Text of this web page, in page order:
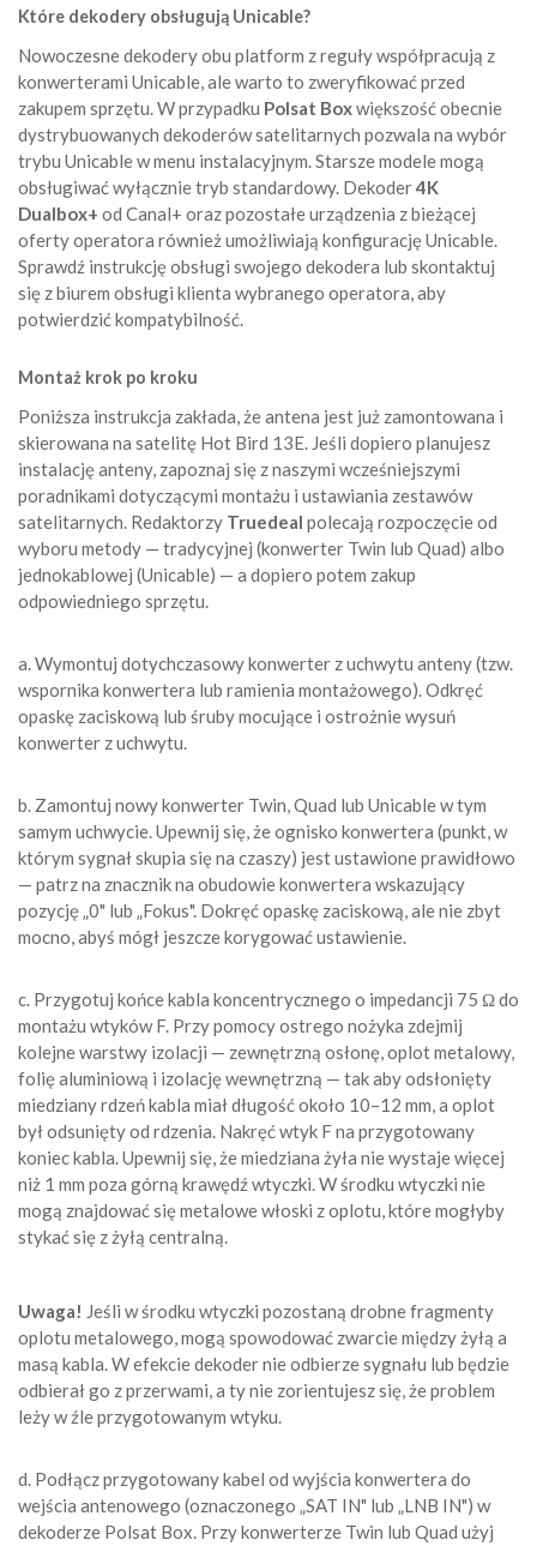
Które dekodery obsługują Unicable?
Nowoczesne dekodery obu platform z reguły współpracują z
konwerterami Unicable, ale warto to zweryfikować przed
zakupem sprzętu. W przypadku Polsat Boxwiększość obecnie
dystrybuowanych dekoderów satelitarnych pozwala na wybór
trybu Unicable w menu instalacyjnym. Starsze modele mogą
obsługiwać wyłącznie tryb standardowy. Dekoder4K
Dualbox+ od Canal+ oraz pozostałe urządzenia z bieżącej
oferty operatora również umożliwiają konfigurację Unicable.
Sprawdź instrukcję obsługi swojego dekodera lub skontaktuj
się z biurem obsługi klienta wybranego operatora, aby
potwierdzić kompatybilność.
Montaż krok po kroku
Poniższa instrukcja zakłada, że antena jest już zamontowana i
skierowana na satelitę Hot Bird 13E. Jeśli dopiero planujesz
instalację anteny, zapoznaj się z naszymi wcześniejszymi
poradnikami dotyczącymi montażu i ustawiania zestawów
satelitarnych. Redaktorzy Truedeal polecają rozpoczęcie od
wyboru metody — tradycyjnej (konwerter Twin lub Quad) albo
jednokablowej (Unicable) — a dopiero potem zakup
odpowiedniego sprzętu.
a. Wymontuj dotychczasowy konwerter z uchwytu anteny (tzw.
wspornika konwertera lub ramienia montażowego). Odkręć
opaskę zaciskową lub śruby mocujące i ostrożnie wysuń
konwerter z uchwytu.
b. Zamontuj nowy konwerter Twin, Quad lub Unicable w tym
samym uchwycie. Upewnij się, że ognisko konwertera (punkt, w
którym sygnał skupia się na czaszy) jest ustawione prawidłowo
— patrz na znacznik na obudowie konwertera wskazujący
pozycję „0" lub „Fokus". Dokręć opaskę zaciskową, ale nie zbyt
mocno, abyś mógł jeszcze korygować ustawienie.
c. Przygotuj końce kabla koncentrycznego o impedancji 75 Ω do
montażu wtyków F. Przy pomocy ostrego nożyka zdejmij
kolejne warstwy izolacji — zewnętrzną osłonę, oplot metalowy,
folię aluminiową i izolację wewnętrzną — tak aby odsłonięty
miedziany rdzeń kabla miał długość około 10–12 mm, a oplot
był odsunięty od rdzenia. Nakręć wtyk F na przygotowany
koniec kabla. Upewnij się, że miedziana żyła nie wystaje więcej
niż 1 mm poza górną krawędź wtyczki. W środku wtyczki nie
mogą znajdować się metalowe włoski z oplotu, które mogłyby
stykać się z żyłą centralną.
Uwaga! Jeśli w środku wtyczki pozostaną drobne fragmenty
oplotu metalowego, mogą spowodować zwarcie między żyłą a
masą kabla. W efekcie dekoder nie odbierze sygnału lub będzie
odbierał go z przerwami, a ty nie zorientujesz się, że problem
leży w źle przygotowanym wtyku.
d. Podłącz przygotowany kabel od wyjścia konwertera do
wejścia antenowego (oznaczonego „SAT IN" lub „LNB IN") w
dekoderze Polsat Box. Przy konwerterze Twin lub Quad użyj